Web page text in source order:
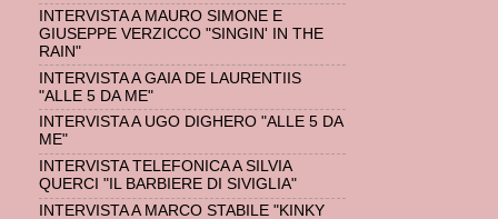
INTERVISTA A MAURO SIMONE E
GIUSEPPE VERZICCO "SINGIN' IN THE
RAIN"
INTERVISTA A GAIA DE LAURENTIIS
"ALLE 5 DA ME"
INTERVISTA A UGO DIGHERO "ALLE 5 DA
ME"
INTERVISTA TELEFONICA A SILVIA
QUERCI "IL BARBIERE DI SIVIGLIA"
INTERVISTA A MARCO STABILE "KINKY